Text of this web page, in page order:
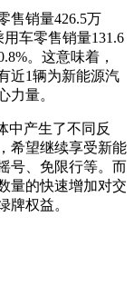
售销量426.5万
车零售销量131.6
。这意味着，
近1辆为新能源汽
力量。
中产生了不同反
希望继续享受新能
号、免限行等。而
量的快速增加对交
牌权益。